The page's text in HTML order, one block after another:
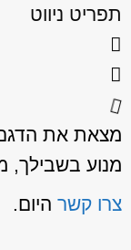
תפריט ניווט
מצאת את
מנוע בשבילך,
צרו קשר היום.